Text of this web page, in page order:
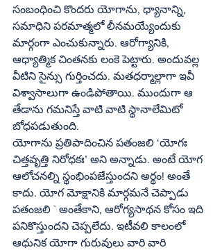
సంబంధించి కొందరు యోగాను, ధ్యానాన్ని,
సమాధిని పరమాత్మలో లీనమయ్యేందుకు
మార్గంగా ఎంచుకున్నారు. ఆరోగ్యానికి,
ఆధ్యాత్మిక చింతనకు లంకె పెట్టారు. అందువల్ల
వీటిని సైన్సు గుర్తించదు. మతధర్మాల్లాగా ఇవీ
విశ్వాసాలుగా ఉండిపోతాయి. ముందుగా ఆ
తేడాను గమనిస్తే వాటి వాటి స్థానాలేమిటో
బోధపడుతుంది.
యోగాను ప్రతిపాదించిన పతంజలి ‘యోగః
చిత్తవృత్తి నిరోధకః’ అని అన్నాడు. అంటే యోగ
ఆలోచనల్ని స్థంభింపజేస్తుందని అర్థం! అంతే
కాదు. యోగ మోక్షానికి మార్గమనే చెప్పాడు
పతంజలి ` అంతేకాని, ఆరోగ్యసాథన కోసం ఇది
పనికొస్తుందని చెప్పలేదు. ఇటీవలి కాలంలో
ఆధునిక యోగా గురువులు వారి వారి